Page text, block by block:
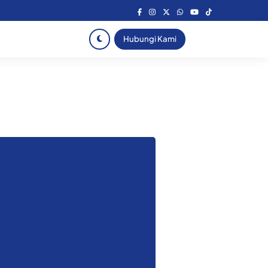
Hubungi Kami